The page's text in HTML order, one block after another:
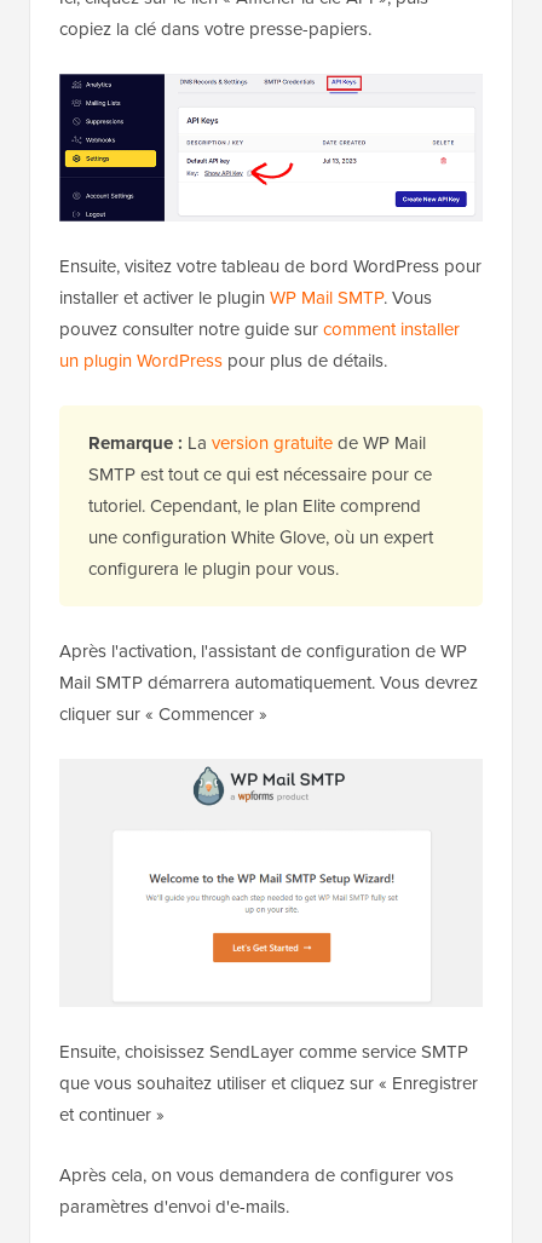
copiez la clé dans votre presse-papiers.
Ensuite, visitez votre tableau de bord WordPress pour
installer et activer le plugin WP Mail SMTP. Vous
pouvez consulter notre guide surcomment installer
un plugin WordPress pour plus de détails.
Remarque : La version gratuitede WP Mail
SMTP est tout ce qui est nécessaire pour ce
tutoriel. Cependant, le plan Elite comprend
une configuration White Glove, où un expert
configurera le plugin pour vous.
Après l'activation, l'assistant de configuration de WP
Mail SMTP démarrera automatiquement. Vous devrez
cliquer sur « Commencer »
Ensuite, choisissez SendLayer comme service SMTP
que vous souhaitez utiliser et cliquez sur « Enregistrer
et continuer »
Après cela, on vous demandera de configurer vos
paramètres d'envoi d'e-mails.